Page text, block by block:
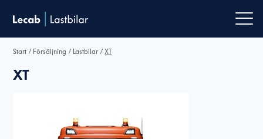
Start / Försäljning / Lastbilar /XT
XT